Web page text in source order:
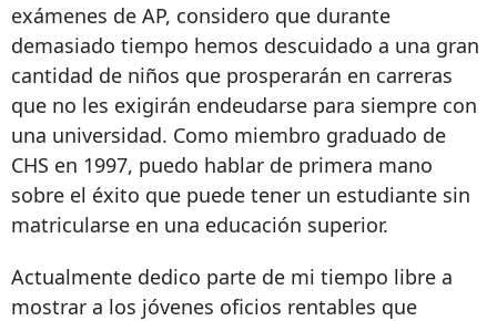
exámenes de AP, considero que durante
demasiado tiempo hemos descuidado a una gran
cantidad de niños que prosperarán en carreras
que no les exigirán endeudarse para siempre con
una universidad. Como miembro graduado de
CHS en 1997, puedo hablar de primera mano
sobre el éxito que puede tener un estudiante sin
matricularse en una educación superior.
Actualmente dedico parte de mi tiempo libre a
mostrar a los jóvenes oficios rentables que